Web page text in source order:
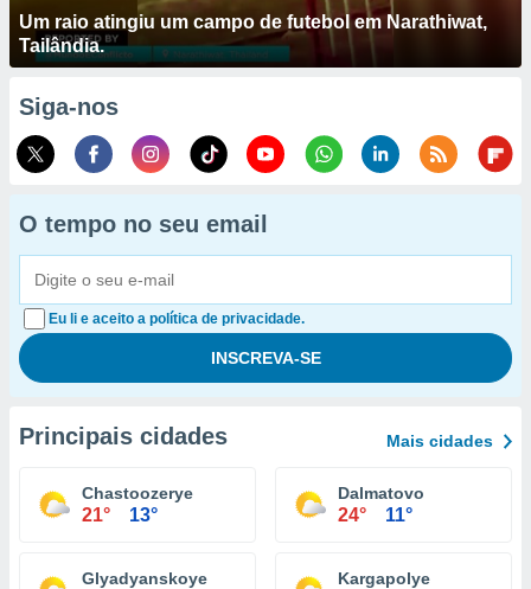
Um raio atingiu um campo de futebol em Narathiwat,
Tailândia.
Siga-nos
O tempo no seu email
Eu li e aceito a política de privacidade.
Principais cidades Mais cidades
Chastoozerye
21° 13°
Dalmatovo
24° 11°
Glyadyanskoye Kargapolye